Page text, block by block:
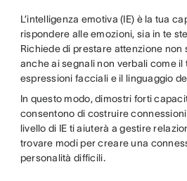
L’intelligenza emotiva (IE) è la tua
rispondere alle emozioni, sia in te
Richiede di prestare attenzione non
anche ai segnali non verbali come il
espressioni facciali e il linguaggio
In questo modo, dimostri forti
consentono di costruire
livello di IE ti aiuterà a gestire
trovare modi per creare una
personalità difficili.